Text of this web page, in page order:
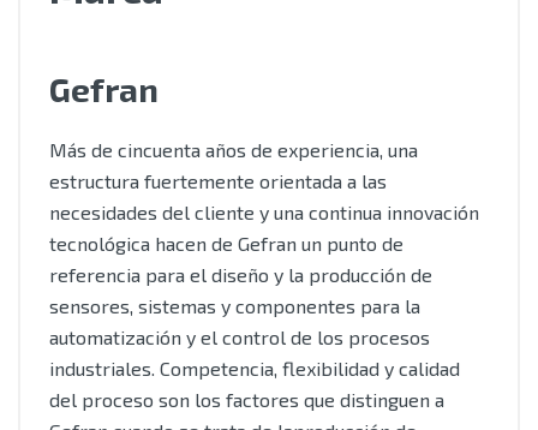
Gefran
Más de cincuenta años de experiencia, una
estructura fuertemente orientada a las
necesidades del cliente y una continua innovación
tecnológica hacen de Gefran un punto de
referencia para el diseño y la producción de
sensores, sistemas y componentes para la
automatización y el control de los procesos
industriales. Competencia, flexibilidad y calidad
del proceso son los factores que distinguen a